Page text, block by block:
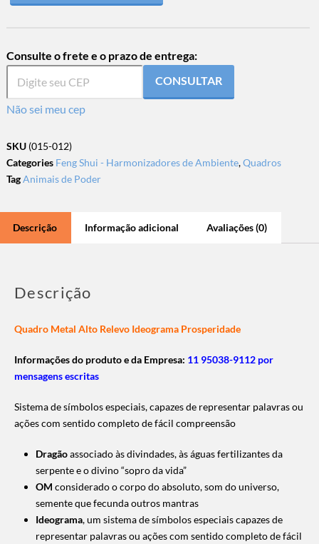
Consulte o frete e o prazo de entrega:
CONSULTAR
Não sei meu cep
SKU (015-012)
Categories Feng Shui - Harmonizadores de Ambiente,Quadros
TagAnimais de Poder
Descrição Informação adicional Avaliações (0)
Descrição
Quadro Metal Alto Relevo Ideograma Prosperidade
Informações do produto e da Empresa: 11 95038-9112 por
mensagens escritas
Sistema de símbolos especiais, capazes de representar palavras ou
ações com sentido completo de fácil compreensão
Dragãoassociado às divindades, às águas fertilizantes da
serpente e o divino “sopro da vida”
OM considerado o corpo do absoluto, som do universo,
semente que fecunda outros mantras
Ideograma, um sistema de símbolos especiais capazes de
representar palavras ou ações com sentido completo de fácil